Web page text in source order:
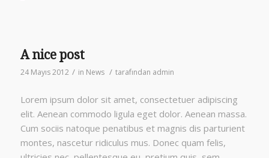
A nice post
24 Mayıs 2012 / in News / tarafından admin
Lorem ipsum dolor sit amet, consectetuer adipiscing
elit. Aenean commodo ligula eget dolor. Aenean massa.
Cum sociis natoque penatibus et magnis dis parturient
montes, nascetur ridiculus mus. Donec quam felis,